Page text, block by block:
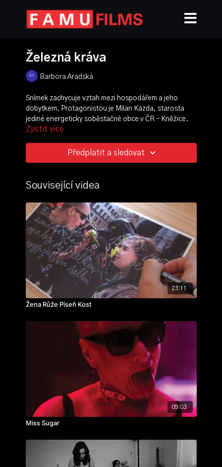
Železná kráva
Barbora Aradská
Snímek zachycuje vztah mezi hospodářem a jeho
dobytkem. Protagonistou je Milan Kazda, starosta
jediné energeticky soběstačné obce v ČR – Kněžice.
Druhou postavou je jeho kráva, která je neustále
toto hospodaření výjimečné a kde najdeme jeho
hranice?
režie, scénář:
Barbora Aradská
Luboš Hradec
střih:Alexandra Volfová
produkce:Tomáš Frost
zvuk:Matouš Vítek
ročník: 1.
cvičení: autorská reportáž
rok výroby: 2023
Zjistit více
Předplatit a sledovat
Související videa
23:11
Žena Růže Píseň Kost
09:03
Miss Sugar